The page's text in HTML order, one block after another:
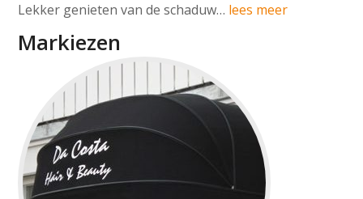
Lekker genieten van de schaduw… lees meer
Markiezen